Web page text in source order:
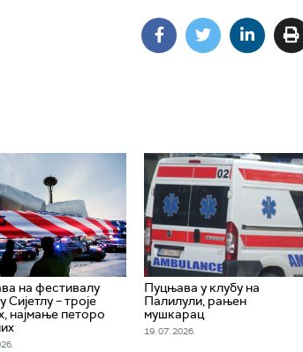
на фестивалу
Сијетлу – троје
најмање петоро
Пуцњава у клубу на
Палилули, рањен
мушкарац
19. 07. 2026.